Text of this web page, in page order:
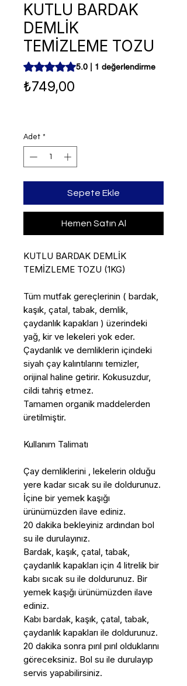
KUTLU BARDAK
DEMLİK
TEMİZLEME TOZU
1 değerlendirmeye göre beş yıldız
5.0 | 1 değerlendirme
₺749,00
Adet *
Sepete Ekle
Hemen Satın Al
KUTLU BARDAK DEMLİK
TEMİZLEME TOZU (1KG)
Tüm mutfak gereçlerinin ( bardak,
kaşık, çatal, tabak, demlik,
çaydanlık kapakları ) üzerindeki
yağ, kir ve lekeleri yok eder.
Çaydanlık ve demliklerin içindeki
siyah çay kalıntılarını temizler,
orijinal haline getirir. Kokusuzdur,
cildi tahriş etmez.
Tamamen organik maddelerden
üretilmiştir.
Kullanım Talimatı
Çay demliklerini , lekelerin olduğu
yere kadar sıcak su ile doldurunuz.
İçine bir yemek kaşığı
ürünümüzden ilave ediniz.
20 dakika bekleyiniz ardından bol
su ile durulayınız.
Bardak, kaşık, çatal, tabak,
çaydanlık kapakları için 4 litrelik bir
kabı sıcak su ile doldurunuz. Bir
yemek kaşığı ürünümüzden ilave
ediniz.
Kabı bardak, kaşık, çatal, tabak,
çaydanlık kapakları ile doldurunuz.
20 dakika sonra pırıl pırıl olduklarını
göreceksiniz. Bol su ile durulayıp
servis yapabilirsiniz.